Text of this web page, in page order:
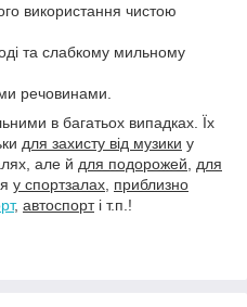
використання чистою
та слабкому мильному
речовинами.
в багатьох випадках. Їх
для захисту від музики у
але й для подорожей
для
у спортзалах приблизно
, автоспорті т.п.!